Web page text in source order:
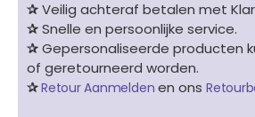
✰Veilig achteraf betalen met
✰Snelle en persoonlijke service.
✰Gepersonaliseerde producten
of geretourneerd worden.
✰Retour Aanmelden en ons